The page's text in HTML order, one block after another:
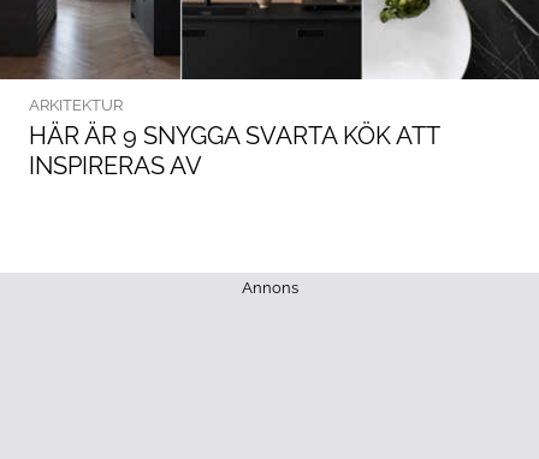
ARKITEKTUR
HÄR ÄR 9 SNYGGA SVARTA KÖK ATT
INSPIRERAS AV
Annons